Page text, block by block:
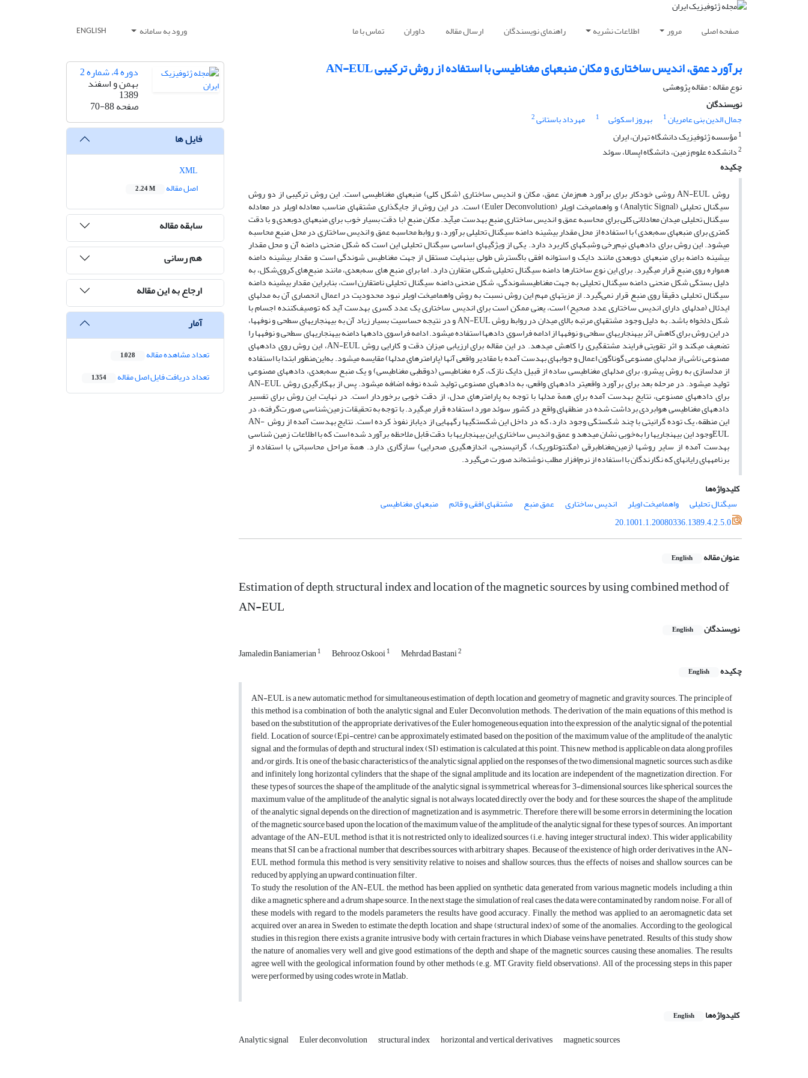
صفحه اصلی مرور اطلاعات نشریه راهنمای نویسندگان ارسال مقاله داوران تماس با ما ورود به سامانه ENGLISH
برآورد عمق، اندیس ساختاری و مکان منبع‏های مغناطیسی با استفاده از روش ترکیبی AN-EUL
نوع مقاله : مقاله پژوهشی‌
نویسندگان
جمال الدین بنی عامریان1 بهروز اسکوئی 1 مهرداد باستانی2
1مؤسسه ژئوفیزیک دانشگاه تهران، ایران
2دانشکده علوم زمین، دانشگاه اپسالا، سوئد
چکیده
روش AN-EUL روشی خودکار برای برآورد هم‌زمان عمق، مکان و اندیس ساختاری (شکل کلی) منبع‏های مغناطیسی است. این روش ترکیبی از دو روش
سیگنال تحلیلی (Analytic Signal) و واهمامیخت اویلر (Euler Deconvolution) است. در این روش از جایگذاری مشتق‏های مناسب معادله اویلر در معادله
سیگنال تحلیلی میدان معادلاتی کلی برای محاسبه عمق و اندیس ساختاری منبع به‏دست می‏آید. مکان منبع (با دقت بسیار خوب برای منبع‏های دوبعدی و با دقت
کمتری برای منبع‏های سه‌بعدی) با استفاده از محل مقدار بیشینه دامنه سیگنال تحلیلی برآورد، و روابط محاسبه عمق و اندیس ساختاری در محل منبع محاسبه
می‏شود. این روش برای داده‏های نیم‌رخی وشبکه‏ای کاربرد دارد. یکی از ویژگی‏‏های اساسی سیگنال تحلیلی این است که شکل منحنی دامنه آن و محل مقدار
بیشینه دامنه برای منبع‏های دوبعدی مانند دایک و استوانه افقی باگسترش طولی بی‏نهایت مستقل از جهت مغناطیس شوندگی است و مقدار بیشینه دامنه
همواره روی منبع قرار می‏گیرد. برای این نوع ساختارها دامنه سیگنال تحلیلی شکلی متقارن دارد. اما برای منبع ‏های سه‌بعدی، مانند منبع‌‌‏های کروی‌‌شکل، به
دلیل بستگی شکل منحنی دامنه سیگنال تحلیلی به جهت مغناطیس‏شوندگی، شکل منحنی دامنه سیگنال تحلیلی نامتقارن است، بنابراین مقدار بیشینه دامنه
سیگنال تحلیلی دقیقاً روی منبع قرار نمی‌گیرد. از مزیت‏های مهم این روش نسبت به روش واهمامیخت اویلر نبود محدودیت در اعمال انحصاری آن به مدل‏های
ایدئال (مدل‏های دارای اندیس ساختاری عدد صحیح) است، یعنی ممکن است برای اندیس ساختاری یک عدد کسری به‏دست آید که توصیف‌‌کننده اجسام با
شکل دلخواه ‏باشد. به دلیل وجود مشتق‏های مرتبه بالای میدان در روابط روش AN-EUL و در نتیجه حساسیت بسیار زیاد آن به بی‏هنجاری‏های سطحی و نوفه‏ها،
در این روش برای کاهش اثر بی‏هنجاری‏های سطحی و نوفه‏ها از ادامه فراسوی داده‏ها استفاده می‏شود. ادامه‏ فراسوی داده‏ها دامنه بی‏هنجاری‏های سطحی و نوفه‏ها را
تضعیف می‏کند و اثر تقویتی فرایند مشتق‏گیری را کاهش می‏دهد. در این مقاله برای ارزیابی میزان دقت و کارایی روش AN-EUL، این روش روی داده‏های
مصنوعی ناشی از مدل‏های مصنوعی گوناگون اعمال و جواب‏های به‏دست آمده با مقادیر واقعی آنها (پارامترهای‏ مدل‏ها) مقایسه می‏‏شود. به‌‌این‌‌منظور ابتدا با استفاده
از مدل‏سازی به روش پیشرو، برای مدل‏های مغناطیسی ساده از قبیل دایک نازک، کره مغناطیسی (دوقطبی مغناطیسی) و یک منبع سه‌بعدی، داده‏های مصنوعی
تولید می‏شود. در مرحله بعد برای برآورد واقعی‏تر داده‏های واقعی، به داده‏های مصنوعی تولید شده نوفه اضافه می‏شود. پس از به‏کارگیری روش AN-EUL
برای داده‏های مصنوعی، نتایج به‏دست آمده برای همة مدل‏ها با توجه به پارامترهای مدل، از دقت خوبی برخوردار است. در نهایت این روش برای تفسیر
داده‏های مغناطیسی هوابردی برداشت شده در منطقه‏ای واقع در کشور سوئد مورد استفاده قرار می‏گیرد. با توجه به تحقیقات زمین‌‌شناسی صورت‌گرفته، در
این منطقه، یک توده گرانیتی با چند شکستگی وجود دارد، که در داخل این شکستگی‏ها رگه‏هایی از دیاباز نفوذ کرده است. نتایج به‏دست آمده از روش AN-
EULوجود این بی‏هنجاری‏ها را به‌‌خوبی نشان می‏دهد و عمق و اندیس ساختاری این بی‏هنجاری‏ها با دقت قابل ملاحظه برآورد شده است که با اطلاعات زمین شناسی
به‏دست آمده از سایر روش‏ها (زمین‌مغناط‌برقی (مگنتوتلوریک)، گرانی‏سنجی، اندازه‏گیری صحرایی) سازگاری دارد. همة مراحل محاسباتی با استفاده از
برنامه‏های رایانه‏ای که نگارندگان با استفاده از نرم‌افزار مطلب نوشته‌اند صورت‌ می‌گیرد.
کلیدواژه‌ها
سیگنال تحلیلی
واهمامیخت اویلر اندیس ساختاری عمق منبع مشتق‏های افقی و قائم
منبع‏های مغناطیسی
20.1001.1.20080336.1389.4.2.5.0
عنوان مقاله English
Estimation of depth, structural index and location of the magnetic sources by using combined method of
AN-EUL
نویسندگان English
Jamaledin Baniamerian1 Behrooz Oskooi1 Mehrdad Bastani2
چکیده English
AN-EUL is a new automatic method for simultaneous estimation of depth, location and geometry of magnetic and gravity sources. The principle of
this method is a combination of both the analytic signal and Euler Deconvolution methods. The derivation of the main equations of this method is
based on the substitution of the appropriate derivatives of the Euler homogeneous equation into the expression of the analytic signal of the potential
field. Location of source (Epi-centre) can be approximately estimated based on the position of the maximum value of the amplitude of the analytic
signal, and the formulas of depth and structural index (SI) estimation is calculated at this point. This new method is applicable on data along profiles
and/or girds. It is one of the basic characteristics of the analytic signal applied on the responses of the two dimensional magnetic sources, such as dike
and infinitely long horizontal cylinders, that the shape of the signal amplitude and its location are independent of the magnetization direction. For
these types of sources, the shape of the amplitude of the analytic signal is symmetrical, whereas for 3-dimensional sources, like spherical sources, the
maximum value of the amplitude of the analytic signal is not always located directly over the body, and, for these sources, the shape of the amplitude
of the analytic signal depends on the direction of magnetization and is asymmetric. Therefore, there will be some errors in determining the location
of the magnetic source based upon the location of the maximum value of the amplitude of the analytic signal for these types of sources. An important
advantage of the AN-EUL method is that it is not restricted only to idealized sources (i.e. having integer structural index). This wider applicability
means that SI can be a fractional number that describes sources with arbitrary shapes. Because of the existence of high order derivatives in the AN-
EUL method formula, this method is very sensitivity relative to noises and shallow sources; thus, the effects of noises and shallow sources can be
reduced by applying an upward continuation filter.
To study the resolution of the AN-EUL, the method has been applied on synthetic data generated from various magnetic models, including a thin
dike, a magnetic sphere and a drum shape source. In the next stage, the simulation of real cases, the data were contaminated by random noise. For all of
these models, with regard to the models parameters, the results have good accuracy. Finally, the method was applied to an aeromagnetic data set
acquired over an area in Sweden to estimate the depth, location, and shape (structural index) of some of the anomalies. According to the geological
studies in this region, there exists a granite intrusive body with certain fractures in which Diabase veins have penetrated. Results of this study show
the nature of anomalies very well and give good estimations of the depth and shape of the magnetic sources causing these anomalies. The results
agree well with the geological information found by other methods (e.g. MT, Gravity, field observations). All of the processing steps in this paper
were performed by using codes wrote in Matlab.
کلیدواژه‌ها English
Analytic signal Euler deconvolution structural index horizontal and vertical derivatives magnetic sources
دوره 4، شماره 2
بهمن و اسفند
1389
صفحه70-88
فایل ها
اصل مقاله
2.24 M
سابقه مقاله
هم رسانی
ارجاع به این مقاله
آمار
تعداد مشاهده مقاله 1,028
تعداد دریافت فایل اصل مقاله 1,354